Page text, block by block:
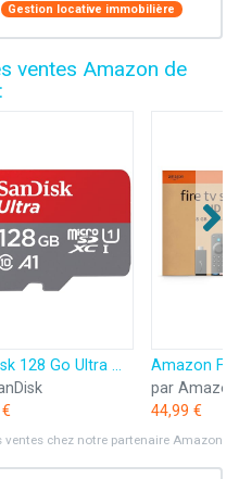
Gestion locative immobilière
ventes Amazon de
SanDisk 128 Go Ultra microSDXC, Carte micro sd + adaptateur SD (Pour Smartphone et Tablette, Video Full HDD, jusqu'à 140 Mo/s, UHS-I, La performance A1, Class 10, U1)
par Amazon
44,99 €
ventes chez notre partenaire Amazon